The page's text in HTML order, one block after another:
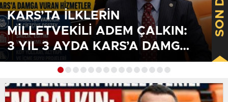
KARS’TA İLKLERİN
MİLLETVEKİLİ ADEM ÇALKIN:
3 YIL 3 AYDA KARS’A DAMGA
VURAN HİZMETLER